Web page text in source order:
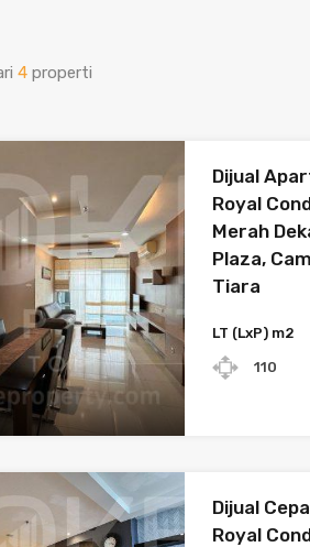
4 properti
Dijual
Royal
Merah
Plaza,
Tiara
LT (LxP) m2
110
Dijual
Royal